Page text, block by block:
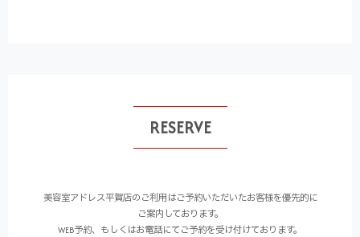
RESERVE
美容室アドレス平賀店のご利用はご予約いただいたお客様を優先的に
ご案内しております。
WEB予約、もしくはお電話にてご予約を受け付けております。